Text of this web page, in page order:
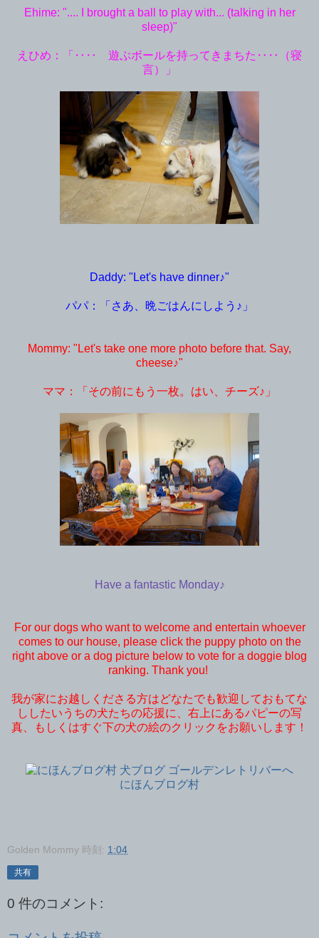
Ehime: ".... I brought a ball to play with... (talking in her
sleep)"
えひめ：「‥‥ 遊ぶボールを持ってきまちた‥‥（寝
言）」
Daddy: "Let's have dinner♪"
パパ：「さあ、晩ごはんにしよう♪」
Mommy: "Let's take one more photo before that. Say,
cheese♪"
ママ：「その前にもう一枚。はい、チーズ♪」
Have a fantastic Monday♪
For our dogs who want to welcome and entertain whoever
comes to our house, please click the puppy photo on the
right above or a dog picture below to vote for a doggie blog
ranking. Thank you!
我が家にお越しくださる方はどなたでも歓迎しておもてな
ししたいうちの犬たちの応援に、右上にあるパピーの写
真、もしくはすぐ下の犬の絵のクリックをお願いします！
にほんブログ村
Golden Mommy 時刻: 1:04
共有
0 件のコメント: